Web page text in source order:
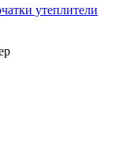
утеплители